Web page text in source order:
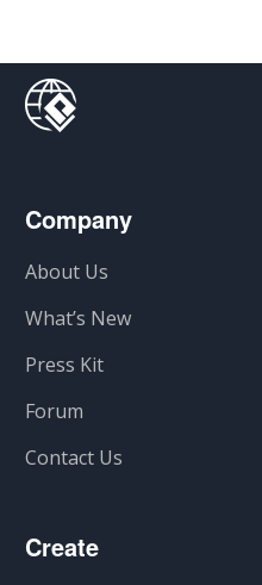
Company
About Us
What’s New
Press Kit
Forum
Contact Us
Create